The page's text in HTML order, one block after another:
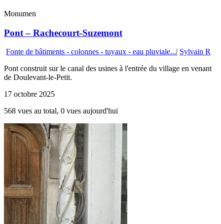
Monumen
Pont – Rachecourt-Suzemont
Fonte de bâtiments - colonnes - tuyaux - eau pluviale...| Sylvain R
Pont construit sur le canal des usines à l'entrée du village en venant
de Doulevant-le-Petit.
17 octobre 2025
568 vues au total, 0 vues aujourd'hui